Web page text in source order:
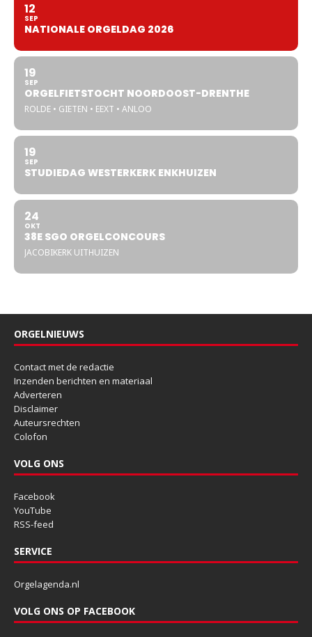
12
SEP
NATIONALE ORGELDAG 2026
19
SEP
ORGELFIETSTOCHT NOORDOOST-DRENTHE
ROLDE • GIETEN • EEXT • ANLOO
19
SEP
STUDIEDAG WESTERKERK ENKHUIZEN
24
OKT
38E SGO ORGELCONCOURS
JACOBIKERK UITHUIZEN
ORGELNIEUWS
Contact met de redactie
Inzenden berichten en materiaal
Adverteren
Disclaimer
Auteursrechten
Colofon
VOLG ONS
Facebook
YouTube
RSS-feed
SERVICE
Orgelagenda.nl
VOLG ONS OP FACEBOOK